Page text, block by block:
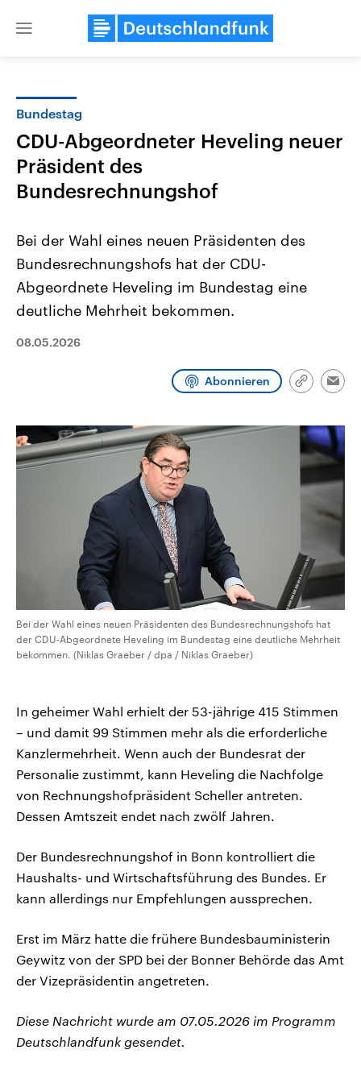
Close
Landtagswahl Sachsen-Anhalt
2026
Alle Informationen
Sachsen-Anhalt wählt am 6.
Landtag. Seit 2021 wird das
Wahlprogramme, aktuelle Berichte
und Kandidaten der anstehenden
Wahl.
USA
Aktuelle Beiträge,
Hintergründe
Wirtschaftlich und
aktuelle Weltgeschehen.
Audio-Archiv
Bundestag
CDU-Abgeordneter Heveling neuer
Präsident des
Bundesrechnungshof
Bei der Wahl eines neuen Präsidenten des
Bundesrechnungshofs hat der CDU-
Abgeordnete Heveling im Bundestag eine
deutliche Mehrheit bekommen.
08.05.2026
Abonnieren
Link
Bei der Wahl eines neuen Präsidenten des Bundesrechnungshofs hat
der CDU-Abgeordnete Heveling im Bundestag eine deutliche Mehrheit
bekommen. (Niklas Graeber / dpa / Niklas Graeber)
In geheimer Wahl erhielt der 53-jährige 415 Stimmen
– und damit 99 Stimmen mehr als die erforderliche
Kanzlermehrheit. Wenn auch der Bundesrat der
Personalie zustimmt, kann Heveling die Nachfolge
von Rechnungshofpräsident Scheller antreten.
Dessen Amtszeit endet nach zwölf Jahren.
Der Bundesrechnungshof in Bonn kontrolliert die
Haushalts- und Wirtschaftsführung des Bundes. Er
kann allerdings nur Empfehlungen aussprechen.
Erst im März hatte die frühere Bundesbauministerin
Geywitz von der SPD bei der Bonner Behörde das Amt
der Vizepräsidentin angetreten.
Diese Nachricht wurde am 07.05.2026 im Programm
Deutschlandfunk gesendet.